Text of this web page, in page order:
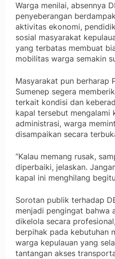
Warga menilai, absennya
penyeberangan
aktivitas ekonomi,
sosial masyarakat
yang terbatas membuat
mobilitas warga semakin
Masyarakat pun berharap
Sumenep segera
terkait kondisi dan
kapal tersebut mengalami
administrasi, warga
disampaikan secara
“Kalau memang rusak,
diperbaiki, jelaskan.
kapal ini menghilang
Sorotan publik terhadap
menjadi pengingat bahwa
dikelola secara
berpihak pada kebutuhan
warga kepulauan yang
tantangan akses